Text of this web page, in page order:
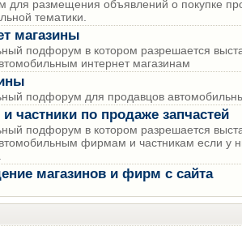
для размещения объявлений о покупке
тематики.
магазины
подфорум в котором разрешается
интернет магазинам
подфорум для продавцов
частники по продаже запчастей
подфорум в котором разрешается
фирмам и частникам если у
магазинов и фирм с сайта